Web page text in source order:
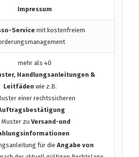
Impressum
Service mit kostenfreiem
mehr als 40
Handlungsanleitungen &
Leitfäden wie z.B.
einer rechtssicheren
Muster zuVersand-und
für die Angabe von